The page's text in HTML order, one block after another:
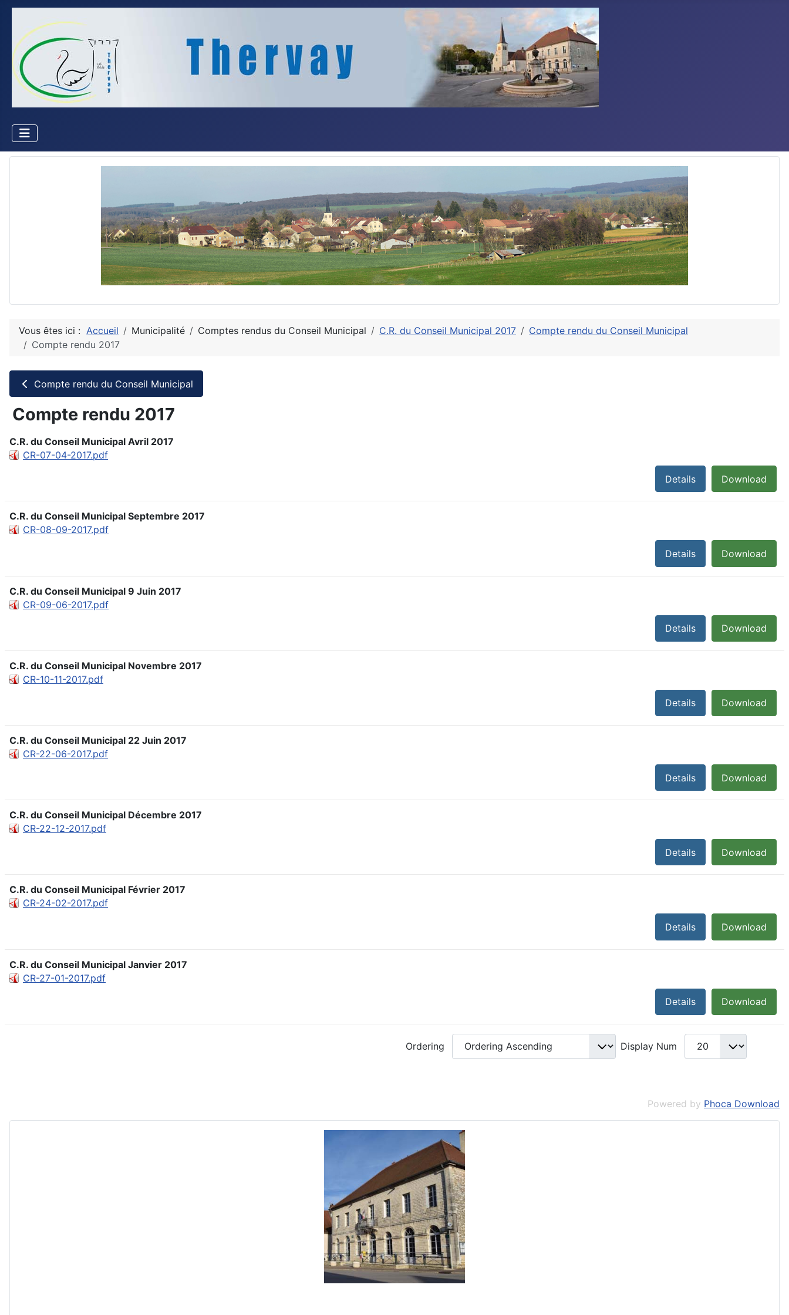
Vous êtes ici : Accueil Municipalité Comptes rendus du Conseil Municipal C.R. du Conseil Municipal 2017
Compte rendu du Conseil Municipal
Compte rendu 2017
Compte rendu du Conseil Municipal
Compte rendu 2017
C.R. du Conseil Municipal Avril 2017
CR-07-04-2017.pdf
Download
Details
C.R. du Conseil Municipal Septembre 2017
CR-08-09-2017.pdf
Download
Details
C.R. du Conseil Municipal 9 Juin 2017
CR-09-06-2017.pdf
Download
Details
C.R. du Conseil Municipal Novembre 2017
CR-10-11-2017.pdf
Download
Details
C.R. du Conseil Municipal 22 Juin 2017
CR-22-06-2017.pdf
Download
Details
C.R. du Conseil Municipal Décembre 2017
CR-22-12-2017.pdf
Download
Details
C.R. du Conseil Municipal Février 2017
CR-24-02-2017.pdf
Download
Details
C.R. du Conseil Municipal Janvier 2017
CR-27-01-2017.pdf
Download
Details
Ordering Display Num
Powered by Phoca Download